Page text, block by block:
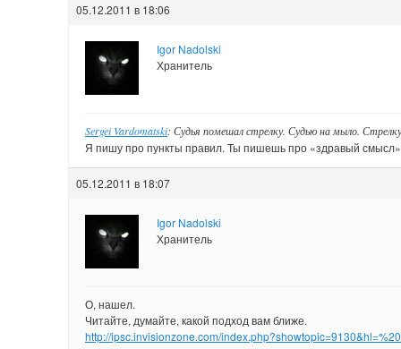
05.12.2011 в 18:06
Igor Nadolski
Хранитель
Sergei Vardomatski: Судья помешал стрелку. Судью на мыло.
Я пишу про пункты правил. Ты пишешь про «здравый
05.12.2011 в 18:07
Igor Nadolski
Хранитель
О, нашел.
Читайте, думайте, какой подход вам ближе.
http://ipsc.invisionzone.com/